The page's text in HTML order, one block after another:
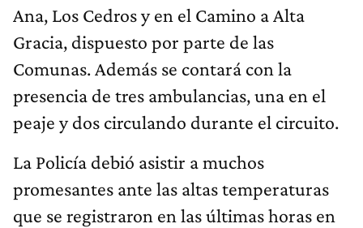
Ana, Los Cedros y en el Camino a Alta
Gracia, dispuesto por parte de las
Comunas. Además se contará con la
presencia de tres ambulancias, una en el
peaje y dos circulando durante el circuito.
La Policía debió asistir a muchos
promesantes ante las altas temperaturas
que se registraron en las últimas horas en